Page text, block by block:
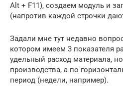
Alt + F11), создаем модуль и
(напротив каждой строчки
Задали мне тут недавно
котором имеем 3 показателя
удельный расход материала,
производства, а по
период (недели, например).